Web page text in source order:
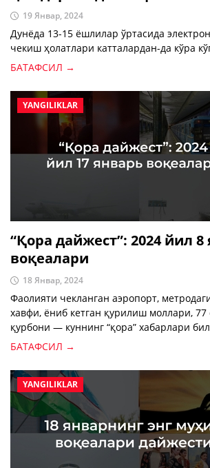
19 Январ, 2024
Дунёда 13-15 ёшлилар ўртасида
чекиш ҳолатлари катталардан-да кўра
БАТАФСИЛ →
YANGILIKLAR
“Қора дайжест”: 2024 йил 8
воқеалари
18 Январ, 2024
Фаолияти чекланган аэропорт,
хавфи, ёниб кетган қурилиш моллари,
қурбони — куннинг “қора” хабарлари
БАТАФСИЛ →
YANGILIKLAR